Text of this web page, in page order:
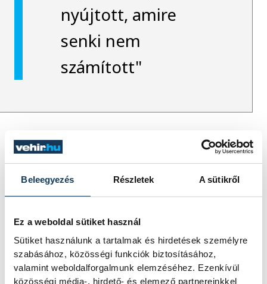
Beleegyezés Részletek A sütikről
Ez a weboldal sütiket használ
Sütiket használunk a tartalmak és hirdetések személyre
szabásához, közösségi funkciók biztosításához,
valamint weboldalforgalmunk elemzéséhez. Ezenkívül
közösségi média-, hirdető- és elemező partnereinkkel
nyújtott, amire
senki nem
számított"
- jelentette ki Szoboszlai a kecskeméti
futballistáról.
közül egyikből sem lett gól, mert ha
legalább az egyik a hálóban köt ki, akkor a